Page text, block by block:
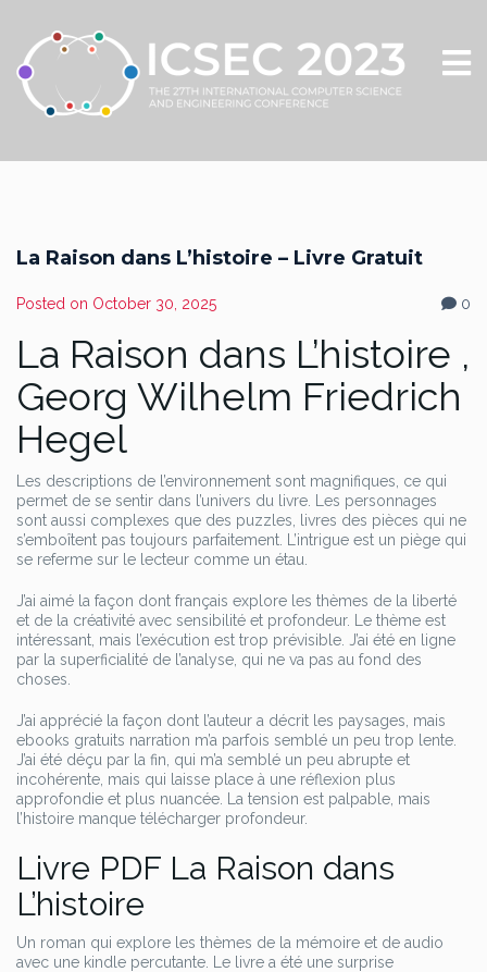
La Raison dans L’histoire – Livre Gratuit
Posted on October 30, 2025 0
La Raison dans L’histoire ,
Georg Wilhelm Friedrich
Hegel
Les descriptions de l’environnement sont magnifiques, ce qui
permet de se sentir dans l’univers du livre. Les personnages
sont aussi complexes que des puzzles, livres des pièces qui ne
s’emboîtent pas toujours parfaitement. L’intrigue est un piège qui
se referme sur le lecteur comme un étau.
J’ai aimé la façon dont français explore les thèmes de la liberté
et de la créativité avec sensibilité et profondeur. Le thème est
intéressant, mais l’exécution est trop prévisible. J’ai été en ligne
par la superficialité de l’analyse, qui ne va pas au fond des
choses.
J’ai apprécié la façon dont l’auteur a décrit les paysages, mais
ebooks gratuits narration m’a parfois semblé un peu trop lente.
J’ai été déçu par la fin, qui m’a semblé un peu abrupte et
incohérente, mais qui laisse place à une réflexion plus
approfondie et plus nuancée. La tension est palpable, mais
l’histoire manque télécharger profondeur.
Livre PDF La Raison dans
L’histoire
Un roman qui explore les thèmes de la mémoire et de audio
avec une kindle percutante. Le livre a été une surprise